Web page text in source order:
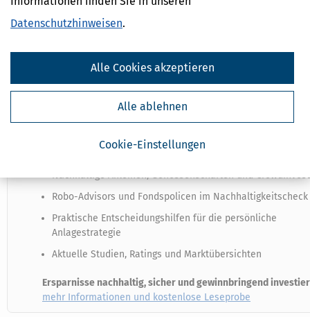
Datenschutzhinweisen.
Cookie-Einstellungen
Alle ablehnen
Alle Cookies akzeptieren
* Börse Frankfurt; keine Anlageempfehlung, ohne Gewähr
Welt: Der Leitfaden für nachhaltige Anlagen« entnommen
Steuertipps.de angepasst.
Aus dem Inhalt:
Was nachhaltige Geldanlage wirklich bedeutet – und was
Greenwashing erkennen und vermeiden
Nachhaltige Anleihen, Genossenschaften und
Robo-Advisors und Fondspolicen im Nachhaltigkeitscheck
Praktische Entscheidungshilfen für die persönliche
Anlagestrategie
Aktuelle Studien, Ratings und Marktübersichten
Ersparnisse nachhaltig, sicher und gewinnbringend
mehr Informationen und kostenlose Leseprobe